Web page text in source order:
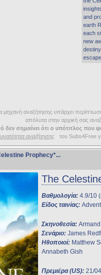
and
earth
each
new
αναζήτησης υπάρχει περίπτωση
απόλυτα στην αρχική σας
δεν σημαίνει ότι ο υπότιτλος που
αναζήτησης του Subs4Free
Prophecy*...
The
Βαθμολογία: 4.9/10
Είδος ταινίας:
Σκηνοθεσία:
Σενάριο: James
Ηθοποιοί: Matthew
Annabeth Gish
Πρεμιέρα (US): 21/